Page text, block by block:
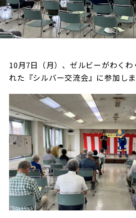
イベント
ファンクラブ
グッズ
メディア
ホームタウン活動
アカデミー
スクール
その他
試合日程・結果
順位表・ゴールランキング
観戦するトップ
チケットを買う
チケット購入手順
️スタジアムを知る
スタジアムアクセス
スタジアムマップ
観戦方法を知る
スタジアム観戦ガイド
クラブを知る
クラブを知るトップ
ＦＣ町田ゼルビアについて
ファンになるトップ
ファンクラブ
クラブゼルビスタへの入会
シーズンシート
ＦＣ町田ゼルビアをサポート
トレーニングの見学・ファンサービス
ボランティア
グッズを買うトップ
オンラインストア
ユニフォーム
ホームタウン
ホームタウントップ
ゼルビアアシスト募集
ゼルビアアシスト協賛企業一覧
パートナー
パートナートップ
パートナー企業一覧
10月7日（月）、ゼルビーがわく
れた『シルバー交流会』に参加しま